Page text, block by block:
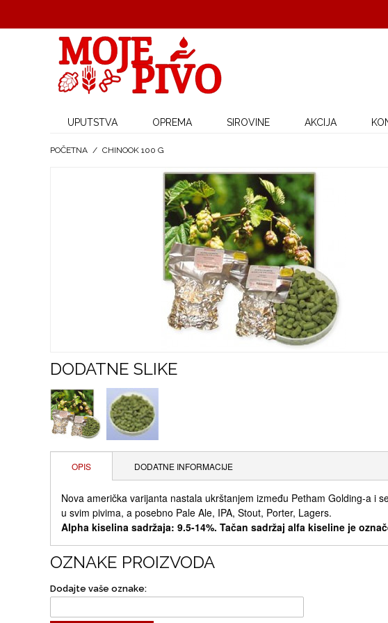
UPUTSTVA OPREMA SIROVINE AKCIJA
POČETNA / CHINOOK 100 G
DODATNE SLIKE
OPIS DODATNE INFORMACIJE
Nova američka varijanta nastala ukrštanjem između Petham Golding-a i
u svim pivima, a posebno Pale Ale, IPA, Stout, Porter, Lagers.
Alpha kiselina sadržaja: 9.5-14%. Tačan sadržaj alfa kiseline je
OZNAKE PROIZVODA
Dodajte vaše oznake: